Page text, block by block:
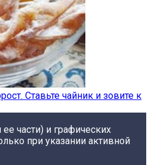
Ставьте чайник и зовите к
части) и графических
при указании активной